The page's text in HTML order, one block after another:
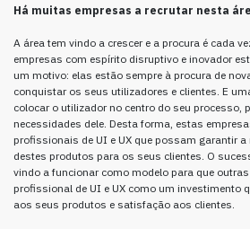
Há muitas empresas a recrutar nesta
A área tem vindo a crescer e a procura é cada
empresas com espírito disruptivo e inovador
um motivo: elas estão sempre à procura de
conquistar os seus utilizadores e clientes. E
colocar o utilizador no centro do seu processo,
necessidades dele. Desta forma, estas
profissionais de UI e UX que possam garantir
destes produtos para os seus clientes. O
vindo a funcionar como modelo para que
profissional de UI e UX como um investimento
aos seus produtos e satisfação aos clientes.